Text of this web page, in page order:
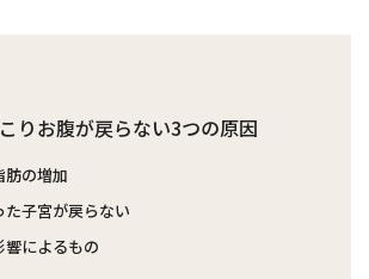
りお腹が戻らない3つの原因
肪の増加
た子宮が戻らない
響によるもの